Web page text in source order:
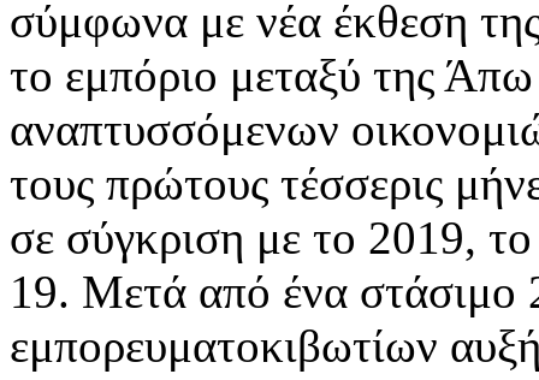
σύμφωνα με νέα έκθεση
το εμπόριο μεταξύ της
αναπτυσσόμενων
τους πρώτους τέσσερις
σε σύγκριση με το 2019,
19. Μετά από ένα στάσιμο
εμπορευματοκιβωτίων